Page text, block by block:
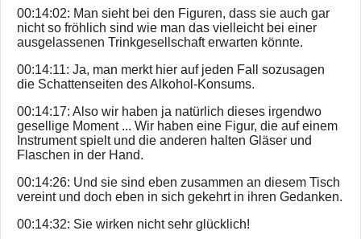
00:14:02: Man sieht bei den Figuren, dass sie auch gar
nicht so fröhlich sind wie man das vielleicht bei einer
ausgelassenen Trinkgesellschaft erwarten könnte.
00:14:11: Ja, man merkt hier auf jeden Fall sozusagen
die Schattenseiten des Alkohol-Konsums.
00:14:17: Also wir haben ja natürlich dieses irgendwo
gesellige Moment ... Wir haben eine Figur, die auf einem
Instrument spielt und die anderen halten Gläser und
Flaschen in der Hand.
00:14:26: Und sie sind eben zusammen an diesem Tisch
vereint und doch eben in sich gekehrt in ihren Gedanken.
00:14:32: Sie wirken nicht sehr glücklich!